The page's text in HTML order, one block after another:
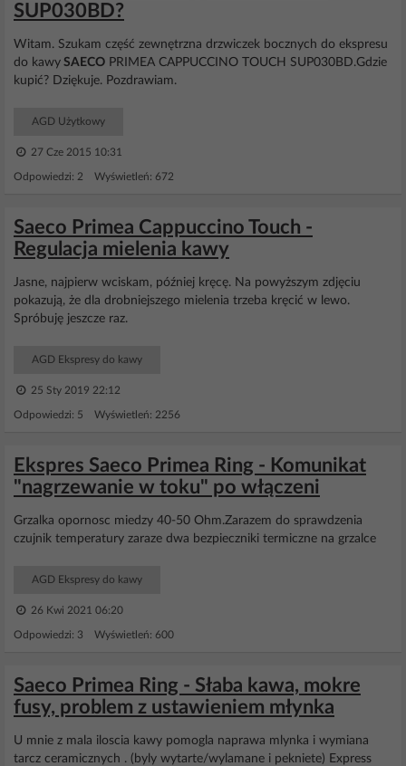
SUP030BD?
Witam. Szukam część zewnętrzna drzwiczek bocznych do ekspresu
do kawy SAECO PRIMEA CAPPUCCINO TOUCH SUP030BD.Gdzie
kupić? Dziękuje. Pozdrawiam.
AGD Użytkowy
27 Cze 2015 10:31
Odpowiedzi: 2 Wyświetleń: 672
Saeco Primea Cappuccino Touch -
Regulacja mielenia kawy
Jasne, najpierw wciskam, później kręcę. Na powyższym zdjęciu
pokazują, że dla drobniejszego mielenia trzeba kręcić w lewo.
Spróbuję jeszcze raz.
AGD Ekspresy do kawy
25 Sty 2019 22:12
Odpowiedzi: 5 Wyświetleń: 2256
Ekspres Saeco Primea Ring - Komunikat
"nagrzewanie w toku" po włączeni
Grzalka opornosc miedzy 40-50 Ohm.Zarazem do sprawdzenia
czujnik temperatury zaraze dwa bezpieczniki termiczne na grzalce
AGD Ekspresy do kawy
26 Kwi 2021 06:20
Odpowiedzi: 3 Wyświetleń: 600
Saeco Primea Ring - Słaba kawa, mokre
fusy, problem z ustawieniem młynka
U mnie z mala iloscia kawy pomogla naprawa mlynka i wymiana
tarcz ceramicznych . (byly wytarte/wylamane i pekniete) Express